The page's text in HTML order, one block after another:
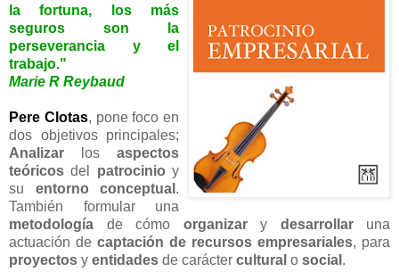
la fortuna, los más
seguros son la
perseverancia y el
trabajo."
Marie R Reybaud
Pere Clotas, pone foco en
dos objetivos principales;
Analizar los aspectos
teóricos del patrocinio y
su entorno conceptual .
También formular una
metodología de cómo organizary desarrollaruna
actuación de captación de recursos empresariales, para
proyectos y entidades de carácter cultural o social .